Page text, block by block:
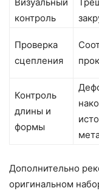
контроль
Проверка
сцепления
Контроль
длины и
формы
Дополнительно
оригинальном